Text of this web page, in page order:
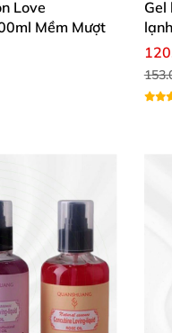
Love
Mềm Mượt
Gel